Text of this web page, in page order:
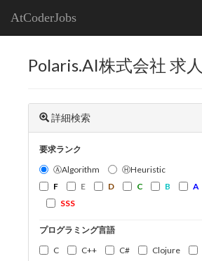
AtCoderJobs
Polaris.AI株式会社 求
詳細検索
要求ランク
ⒶAlgorithm
ⒽHeuristic
F
E D C B A
SSS
プログラミング言語
C
C++ C# Clojure